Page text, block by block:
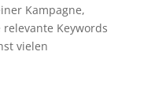
Kampagne,
Keywords
vielen